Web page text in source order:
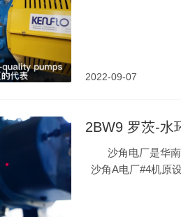
2022-09-07
2BW9 罗茨-水
沙角电厂是华南
沙角A电厂#4机原